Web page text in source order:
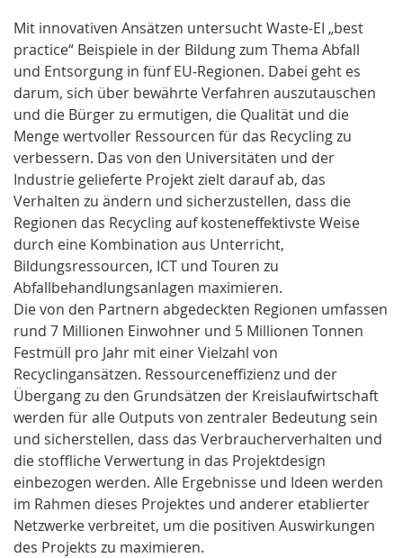
Mit innovativen Ansätzen untersucht Waste-EI „best
practice“ Beispiele in der Bildung zum Thema Abfall
und Entsorgung in fünf EU-Regionen. Dabei geht es
darum, sich über bewährte Verfahren auszutauschen
und die Bürger zu ermutigen, die Qualität und die
Menge wertvoller Ressourcen für das Recycling zu
verbessern. Das von den Universitäten und der
Industrie gelieferte Projekt zielt darauf ab, das
Verhalten zu ändern und sicherzustellen, dass die
Regionen das Recycling auf kosteneffektivste Weise
durch eine Kombination aus Unterricht,
Bildungsressourcen, ICT und Touren zu
Abfallbehandlungsanlagen maximieren.
Die von den Partnern abgedeckten Regionen umfassen
rund 7 Millionen Einwohner und 5 Millionen Tonnen
Festmüll pro Jahr mit einer Vielzahl von
Recyclingansätzen. Ressourceneffizienz und der
Übergang zu den Grundsätzen der Kreislaufwirtschaft
werden für alle Outputs von zentraler Bedeutung sein
und sicherstellen, dass das Verbraucherverhalten und
die stoffliche Verwertung in das Projektdesign
einbezogen werden. Alle Ergebnisse und Ideen werden
im Rahmen dieses Projektes und anderer etablierter
Netzwerke verbreitet, um die positiven Auswirkungen
des Projekts zu maximieren.